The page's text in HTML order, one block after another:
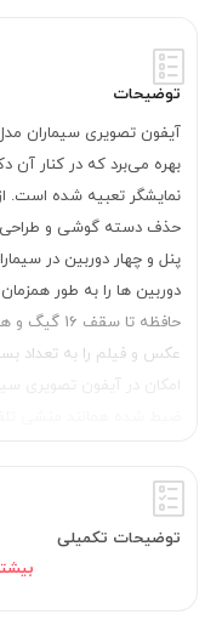
توضیحات
بهره می‌برد که در کنار آن
نمایشگر تعبیه شده است.
حذف دسته گوشی و طراحی
دوربین ها را به طور
حافظه تا
عکس و فیلم را به تعداد
برای ارتباط آسان با دیگر
تشخیص حرکت، وجود
توضیحات تکمیلی